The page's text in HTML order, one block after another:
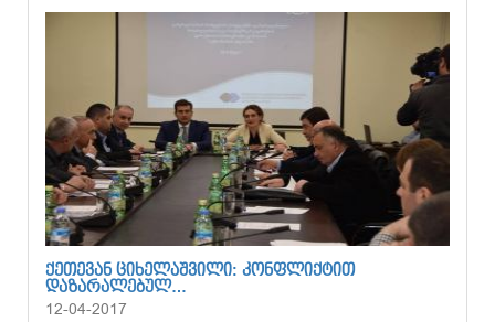
ᲥᲔᲗᲔᲕᲐᲜ ᲪᲘᲮᲔᲚᲐᲨᲕᲘᲚᲘ: ᲙᲝᲜᲤᲚᲘᲥᲢᲘᲗ
ᲓᲐᲖᲐᲠᲐᲚᲔᲑᲣᲚ…
12-04-2017